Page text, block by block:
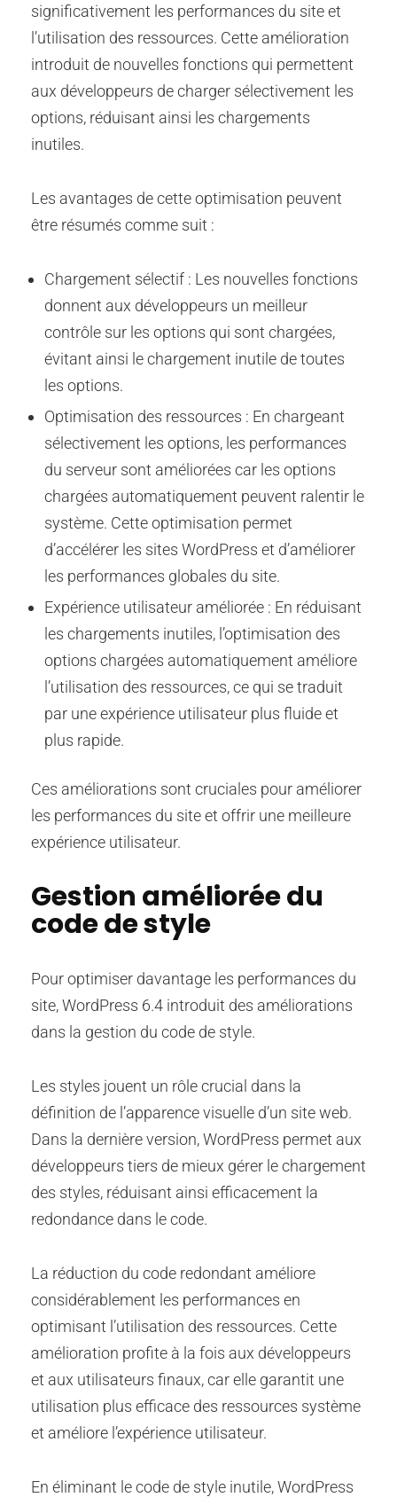
significativement les performances du site et
l’utilisation des ressources. Cette amélioration
introduit de nouvelles fonctions qui permettent
aux développeurs de charger sélectivement les
options, réduisant ainsi les chargements
inutiles.
Les avantages de cette optimisation peuvent
être résumés comme suit :
Chargement sélectif : Les nouvelles fonctions
donnent aux développeurs un meilleur
contrôle sur les options qui sont chargées,
évitant ainsi le chargement inutile de toutes
les options.
Optimisation des ressources : En chargeant
sélectivement les options, les performances
du serveur sont améliorées car les options
chargées automatiquement peuvent ralentir le
système. Cette optimisation permet
d’accélérer les sites WordPress et d’améliorer
les performances globales du site.
Expérience utilisateur améliorée : En réduisant
les chargements inutiles, l’optimisation des
options chargées automatiquement améliore
l’utilisation des ressources, ce qui se traduit
par une expérience utilisateur plus fluide et
plus rapide.
Ces améliorations sont cruciales pour améliorer
les performances du site et offrir une meilleure
expérience utilisateur.
Gestion améliorée du
code de style
Pour optimiser davantage les performances du
site, WordPress 6.4 introduit des améliorations
dans la gestion du code de style.
Les styles jouent un rôle crucial dans la
définition de l’apparence visuelle d’un site web.
Dans la dernière version, WordPress permet aux
développeurs tiers de mieux gérer le chargement
des styles, réduisant ainsi efficacement la
redondance dans le code.
La réduction du code redondant améliore
considérablement les performances en
optimisant l’utilisation des ressources. Cette
amélioration profite à la fois aux développeurs
et aux utilisateurs finaux, car elle garantit une
utilisation plus efficace des ressources système
et améliore l’expérience utilisateur.
En éliminant le code de style inutile, WordPress